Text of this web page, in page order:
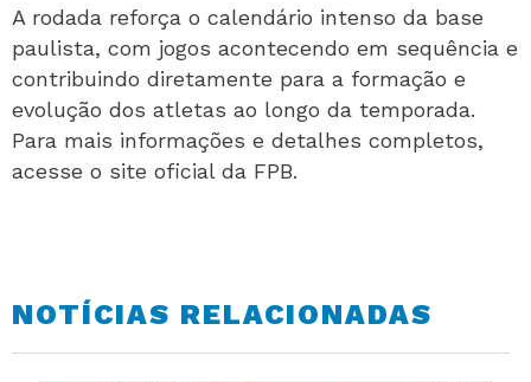
A rodada reforça o calendário intenso da base
paulista, com jogos acontecendo em sequência e
contribuindo diretamente para a formação e
evolução dos atletas ao longo da temporada.
Para mais informações e detalhes completos,
acesse o site oficial da FPB.
NOTÍCIAS RELACIONADAS